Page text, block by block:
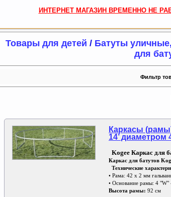
ИНТЕРНЕТ МАГАЗИН ВРЕМЕННО НЕ
Товары для детей / Батуты
для
Фильтр
Каркасы
14’ диаметром
Kogee Каркас для
Каркас для батутов
Технические
• Рама: 42 х 2 мм
• Основание рамы: 4
Высота рамы: 92 см